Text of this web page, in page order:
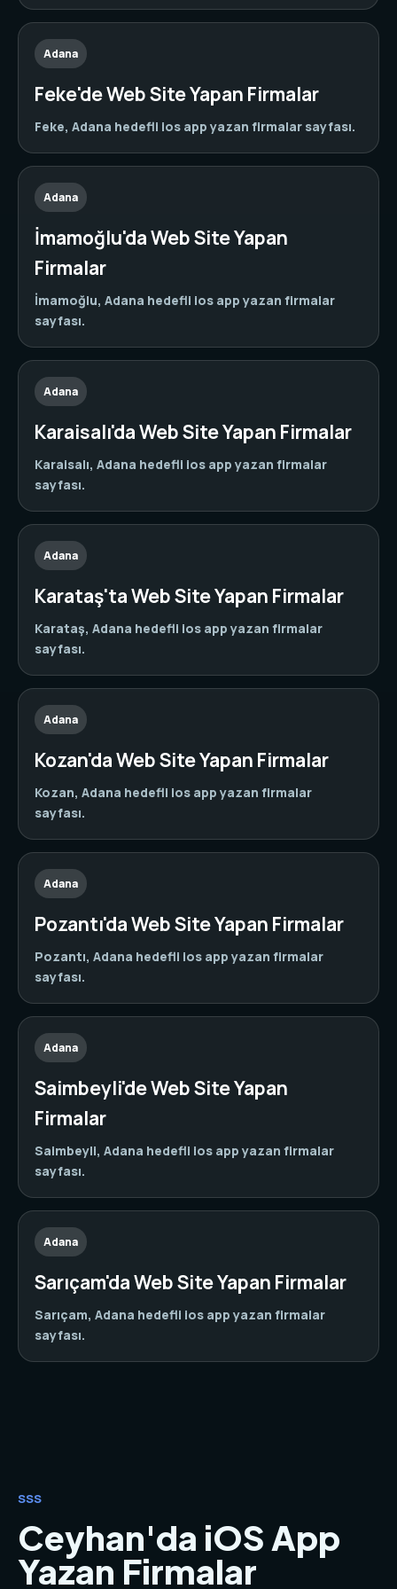
Adana
Feke'de Web Site Yapan Firmalar
Feke, Adana hedefli ios app yazan firmalar sayfası.
Adana
İmamoğlu'da Web Site Yapan
Firmalar
İmamoğlu, Adana hedefli ios app yazan firmalar
sayfası.
Adana
Karaisalı'da Web Site Yapan Firmalar
Karaisalı, Adana hedefli ios app yazan firmalar
sayfası.
Adana
Karataş'ta Web Site Yapan Firmalar
Karataş, Adana hedefli ios app yazan firmalar
sayfası.
Adana
Kozan'da Web Site Yapan Firmalar
Kozan, Adana hedefli ios app yazan firmalar
sayfası.
Adana
Pozantı'da Web Site Yapan Firmalar
Pozantı, Adana hedefli ios app yazan firmalar
sayfası.
Adana
Saimbeyli'de Web Site Yapan
Firmalar
Saimbeyli, Adana hedefli ios app yazan firmalar
sayfası.
Adana
Sarıçam'da Web Site Yapan Firmalar
Sarıçam, Adana hedefli ios app yazan firmalar
sayfası.
SSS
Ceyhan'da iOS App
Yazan Firmalar